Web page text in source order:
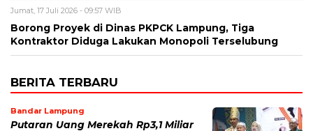
Jumat, 17 Juli 2026 - 09:57 WIB
Borong Proyek di Dinas PKPCK Lampung, Tiga
Kontraktor Diduga Lakukan Monopoli Terselubung
BERITA TERBARU
Bandar Lampung
Putaran Uang Merekah Rp3,1 Miliar